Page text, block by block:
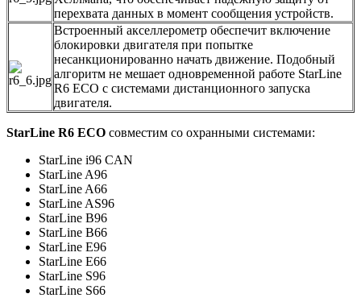
перехвата данных в момент сообщения устройств.
Встроенный акселлерометр обеспечит включение
блокировки двигателя при попытке
несанкционированно начать движение. Подобный
алгоритм не мешает одновременной работе StarLine
R6 ECO с системами дистанционного запуска
двигателя.
StarLine R6 ECO совместим со охранными системами:
StarLine i96 CAN
StarLine A96
StarLine A66
StarLine AS96
StarLine B96
StarLine B66
StarLine E96
StarLine E66
StarLine S96
StarLine S66